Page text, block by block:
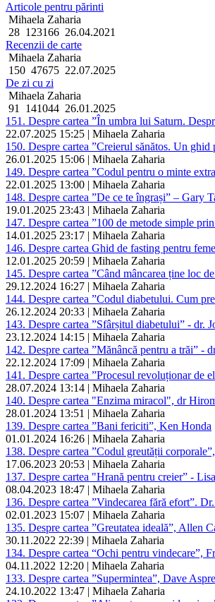
Articole pentru părinti
Mihaela Zaharia
28 123166 26.04.2021
Recenzii de carte
Mihaela Zaharia
150 47675 22.07.2025
De zi cu zi
Mihaela Zaharia
91
141044 26.01.2025
151. Despre cartea ”În umbra lui Saturn.
22.07.2025 15:25 | Mihaela Zaharia
150. Despre cartea ”Creierul sănătos. Un
26.01.2025 15:06 | Mihaela Zaharia
149. Despre cartea ”Codul pentru o minte
22.01.2025 13:00 | Mihaela Zaharia
148. Despre cartea ”De ce te îngrași” – Gary
19.01.2025 23:43 | Mihaela Zaharia
147. Despre cartea ”100 de metode simple
14.01.2025 23:17 | Mihaela Zaharia
146. Despre cartea Ghid de fasting pentru
12.01.2025 20:59 | Mihaela Zaharia
145. Despre cartea ”Când mâncarea ține loc
29.12.2024 16:27 | Mihaela Zaharia
144. Despre cartea ”Codul diabetului. Cum
26.12.2024 20:33 | Mihaela Zaharia
143. Despre cartea ”Sfârșitul diabetului” - dr.
23.12.2024 14:15 | Mihaela Zaharia
142. Despre cartea ”Mănâncă pentru a trăi” -
22.12.2024 17:09 | Mihaela Zaharia
141. Despre cartea ”Procesul revoluționar
28.07.2024 13:14 | Mihaela Zaharia
140. Despre cartea "Enzima miracol", dr
28.01.2024 13:51 | Mihaela Zaharia
139. Despre cartea ”Bani fericiti”, Ken Honda
01.01.2024 16:26 | Mihaela Zaharia
138. Despre cartea ”Codul greutății
17.06.2023 20:53 | Mihaela Zaharia
137. Despre cartea "Hrană pentru creier” -
08.04.2023 18:47 | Mihaela Zaharia
136. Despre cartea ”Vindecarea fără efort”.
02.01.2023 15:07 | Mihaela Zaharia
135. Despre cartea ”Greutatea ideală”, Allen
30.11.2022 22:39 | Mihaela Zaharia
134. Despre cartea “Ochi pentru vindecare”,
04.11.2022 12:20 | Mihaela Zaharia
133. Despre cartea ”Supermintea”, Dave
24.10.2022 13:47 | Mihaela Zaharia